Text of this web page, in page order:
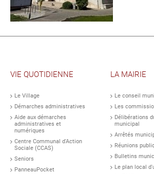
VIE QUOTIDIENNE
Le Village
Démarches administratives
Aide aux démarches
administratives et
numériques
Centre Communal d'Action
Sociale (CCAS)
Seniors
PanneauPocket
LA MAIRIE
Le conseil
Les
Délibérations
municipal
Arrêtés
Réunions
Bulletins
Le plan local